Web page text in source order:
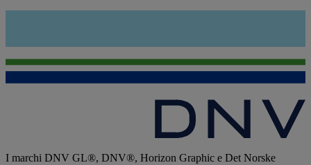
I marchi DNV GL®, DNV®, Horizon Graphic e Det Norske